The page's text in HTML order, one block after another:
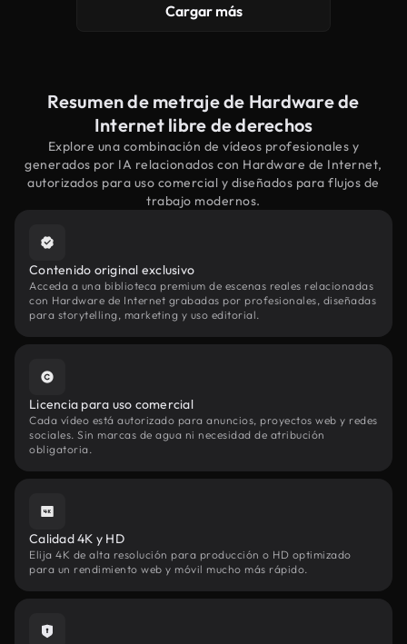
Cargar más
Resumen de metraje de Hardware de
Internet libre de derechos
Explore una combinación de vídeos profesionales y
generados por IA relacionados con Hardware de Internet,
autorizados para uso comercial y diseñados para flujos de
trabajo modernos.
Contenido original exclusivo
Acceda a una biblioteca premium de escenas reales relacionadas
con Hardware de Internet grabadas por profesionales, diseñadas
para storytelling, marketing y uso editorial.
Licencia para uso comercial
Cada vídeo está autorizado para anuncios, proyectos web y redes
sociales. Sin marcas de agua ni necesidad de atribución
obligatoria.
Calidad 4K y HD
Elija 4K de alta resolución para producción o HD optimizado
para un rendimiento web y móvil mucho más rápido.